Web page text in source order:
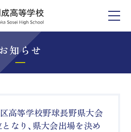
知らせ
高等学校野球長野県大会
なり、県大会出場を決め